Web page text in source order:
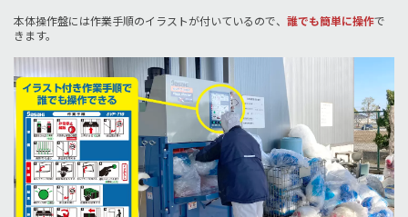
本体操作盤には作業手順のイラストが付いているので、 誰でも簡単に操作で
きます。